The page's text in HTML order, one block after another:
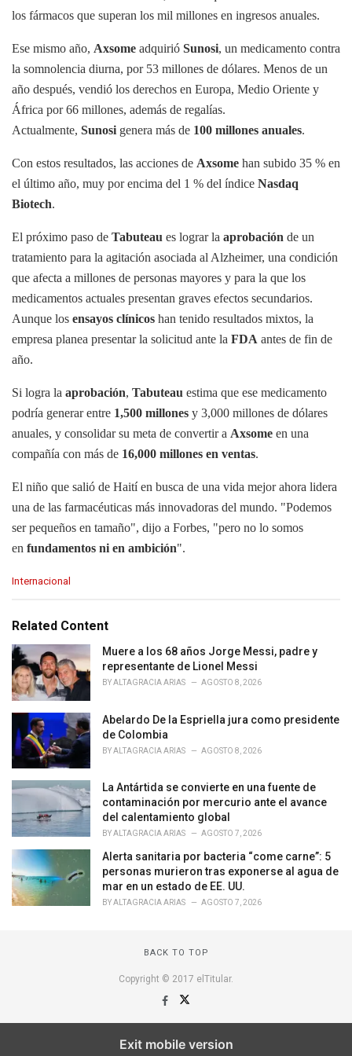
los fármacos que superan los mil millones en ingresos anuales.
Ese mismo año, Axsome adquirió Sunosi, un medicamento contra
la somnolencia diurna, por 53 millones de dólares. Menos de un
año después, vendió los derechos en Europa, Medio Oriente y
África por 66 millones, además de regalías.
Actualmente, Sunosi genera más de 100 millones anuales.
Con estos resultados, las acciones de Axsome han subido 35 % en
el último año, muy por encima del 1 % del índice Nasdaq
Biotech.
El próximo paso de Tabuteau es lograr la aprobación de un
tratamiento para la agitación asociada al Alzheimer, una condición
que afecta a millones de personas mayores y para la que los
medicamentos actuales presentan graves efectos secundarios.
Aunque los ensayos clínicos han tenido resultados mixtos, la
empresa planea presentar la solicitud ante la FDA antes de fin de
año.
Si logra la aprobación, Tabuteau estima que ese medicamento
podría generar entre 1,500 millones y 3,000 millones de dólares
anuales, y consolidar su meta de convertir a Axsome en una
compañía con más de 16,000 millones en ventas.
El niño que salió de Haití en busca de una vida mejor ahora lidera
una de las farmacéuticas más innovadoras del mundo. "Podemos
ser pequeños en tamaño", dijo a Forbes, "pero no lo somos
en fundamentos ni en ambición".
C
e
o
r
i
e
Internacional
Related Content
Muere a los 68 años Jorge Messi, padre y
representante de Lionel Messi
BYALTAGRACIA ARIAS AGOSTO 8, 2026
Abelardo De la Espriella jura como presidente
de Colombia
BYALTAGRACIA ARIAS AGOSTO 8, 2026
La Antártida se convierte en una fuente de
contaminación por mercurio ante el avance
del calentamiento global
BYALTAGRACIA ARIAS AGOSTO 7, 2026
Alerta sanitaria por bacteria “come carne”: 5
personas murieron tras exponerse al agua de
mar en un estado de EE. UU.
BYALTAGRACIA ARIAS AGOSTO 7, 2026
BACK TO TOP
Copyright © 2017 elTitular.
Exit mobile version